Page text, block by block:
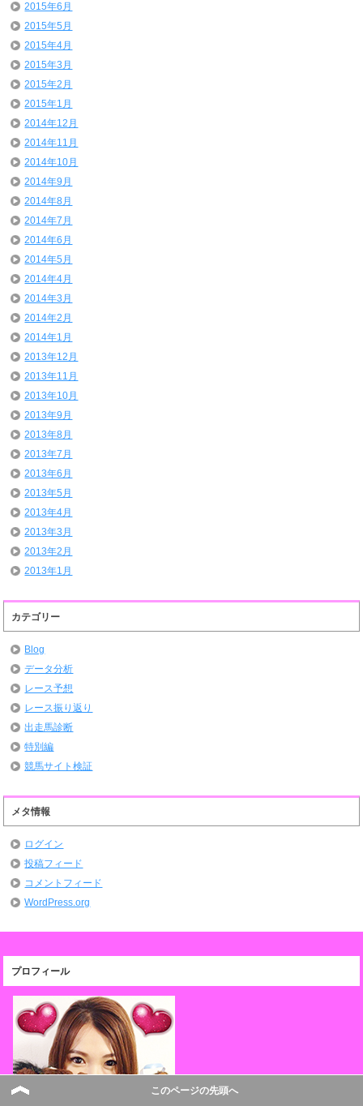
2015年6月
2015年5月
2015年4月
2015年3月
2015年2月
2015年1月
2014年12月
2014年11月
2014年10月
2014年9月
2014年8月
2014年7月
2014年6月
2014年5月
2014年4月
2014年3月
2014年2月
2014年1月
2013年12月
2013年11月
2013年10月
2013年9月
2013年8月
2013年7月
2013年6月
2013年5月
2013年4月
2013年3月
2013年2月
2013年1月
カテゴリー
Blog
データ分析
レース予想
レース振り返り
出走馬診断
特別編
競馬サイト検証
メタ情報
ログイン
投稿フィード
コメントフィード
WordPress.org
プロフィール
このページの先頭へ